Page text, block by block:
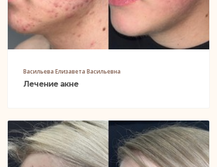
Васильева Елизавета Васильевна
Лечение акне